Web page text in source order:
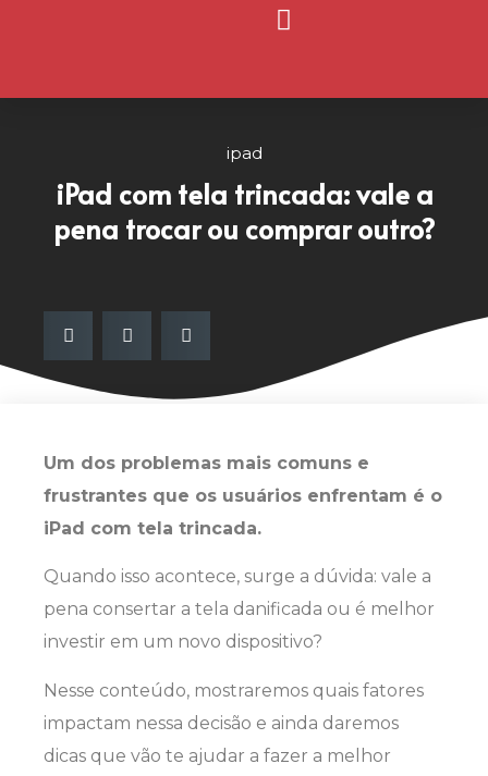
ipad
iPad com tela trincada: vale a
pena trocar ou comprar outro?
Um dos problemas mais comuns e
frustrantes que os usuários enfrentam é o
iPad com tela trincada.
Quando isso acontece, surge a dúvida: vale a
pena consertar a tela danificada ou é melhor
investir em um novo dispositivo?
Nesse conteúdo, mostraremos quais fatores
impactam nessa decisão e ainda daremos
dicas que vão te ajudar a fazer a melhor